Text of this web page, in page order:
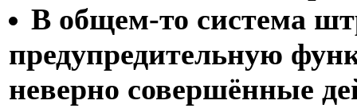
В общем-то система
предупредительную
неверно совершённые